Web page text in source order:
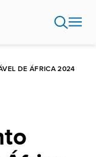
DE ÁFRICA 2024